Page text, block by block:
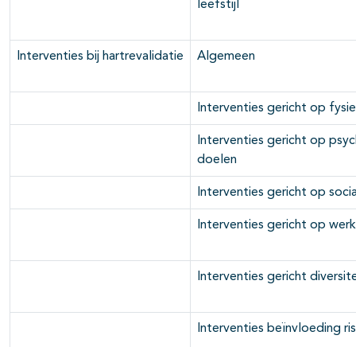
leefstijl
Interventies bij hartrevalidatie Algemeen
Interventies gericht op
Interventies gericht op
doelen
Interventies gericht op
Interventies gericht op
Interventies gericht
Interventies beïnvloeding